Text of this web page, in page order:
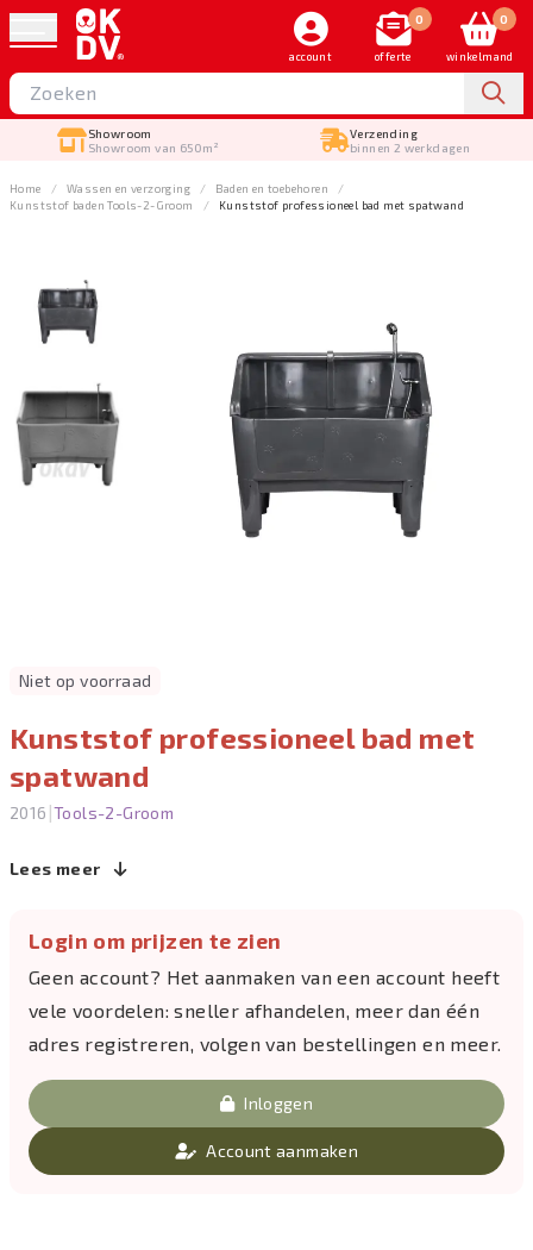
account
0
offerte
0
winkelmand
Showroom
Showroom van 650m²
Verzending
binnen 2 werkdagen
Home Wassen en verzorging
Baden en toebehoren
Kunststof baden Tools-2-Groom
Kunststof professioneel bad met spatwand
Niet op voorraad
Kunststof professioneel bad met
spatwand
2016 |Tools-2-Groom
Lees meer
Login om prijzen te zien
Geen account? Het aanmaken van een account heeft
vele voordelen: sneller afhandelen, meer dan één
adres registreren, volgen van bestellingen en meer.
Inloggen
Account aanmaken